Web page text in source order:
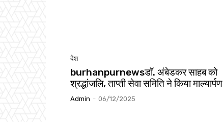
देश
burhanpurnewsडॉ. अंबेडकर साहब को
श्रद्धांजलि, ताप्ती सेवा समिति ने किया माल्यार्पण
Admin - 06/12/2025